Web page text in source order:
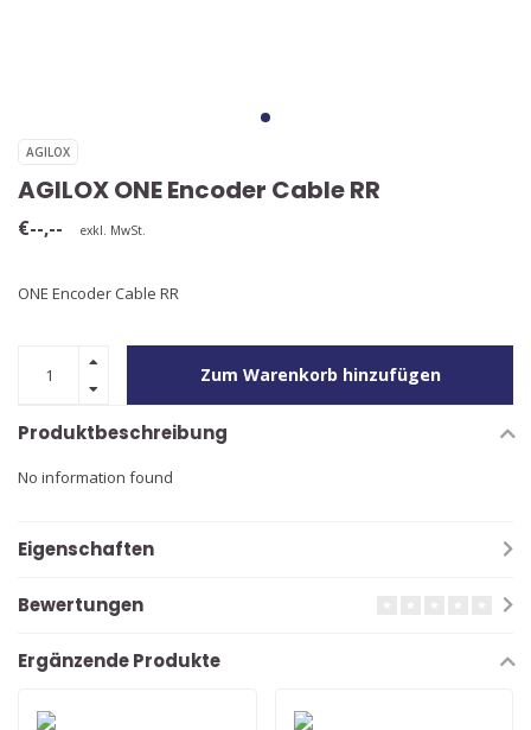
AGILOX
AGILOX ONE Encoder Cable RR
€--,-- exkl. MwSt.
ONE Encoder Cable RR
Zum Warenkorb hinzufügen
Produktbeschreibung
No information found
Eigenschaften
Bewertungen
Ergänzende Produkte